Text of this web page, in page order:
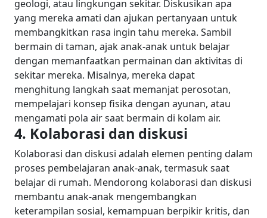
geologi, atau lingkungan sekitar. Diskusikan apa
yang mereka amati dan ajukan pertanyaan untuk
membangkitkan rasa ingin tahu mereka. Sambil
bermain di taman, ajak anak-anak untuk belajar
dengan memanfaatkan permainan dan aktivitas di
sekitar mereka. Misalnya, mereka dapat
menghitung langkah saat memanjat perosotan,
mempelajari konsep fisika dengan ayunan, atau
mengamati pola air saat bermain di kolam air.
4. Kolaborasi dan diskusi
Kolaborasi dan diskusi adalah elemen penting dalam
proses pembelajaran anak-anak, termasuk saat
belajar di rumah. Mendorong kolaborasi dan diskusi
membantu anak-anak mengembangkan
keterampilan sosial, kemampuan berpikir kritis, dan